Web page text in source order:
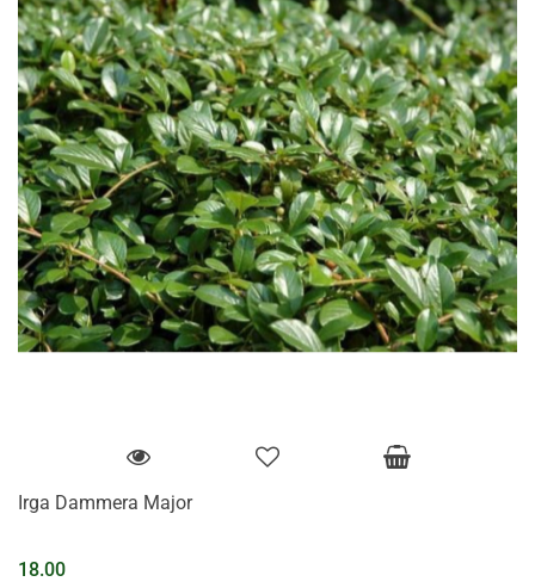
Irga Dammera Major
18.00